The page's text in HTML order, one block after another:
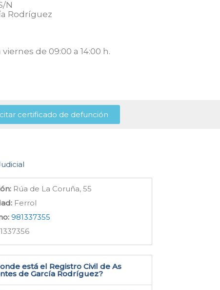
N
Rodríguez
de 09:00 a 14:00 h.
certificado de defunción
Rúa de La Coruña, 55
Ferrol
981337355
está el Registro Civil de As
de García Rodríguez​?